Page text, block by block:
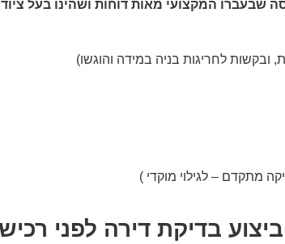
שבעברו המקצועי מאות דוחות ושהינו בעל ציוד
ובקשות לחריגות בניה במידה והוגשו)
מתקדם – לגילוי מוקדי )
בדיקת דירה לפני